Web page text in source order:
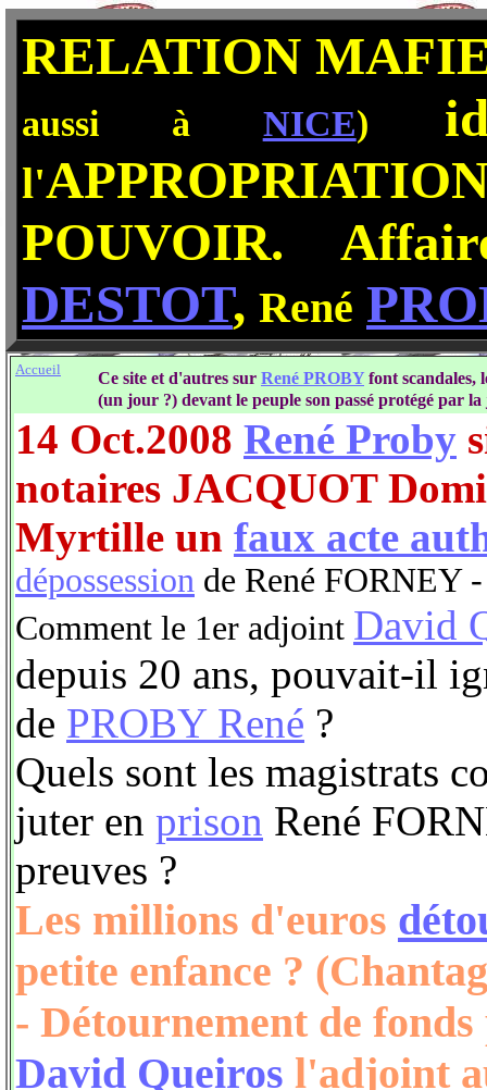
RELATION
aussi à NICE)
l'
POUVOIR.
DESTOT, René
Accueil Ce site et d'autres sur René PROBY font scandales,
(un jour ?) devant le peuple son passé protégé par la
14 Oct.2008 René Proby
notaires JACQUOT
Myrtille un faux acte
dépossession de René FORNEY
Comment le 1er adjoint David
depuis 20 ans, pouvait-il
de PROBY René ?
Quels sont les magistrats
juter en prison René
preuves ?
Les millions d'euros
petite enfance ?
- Détournement de
David Queiros l'adjoint